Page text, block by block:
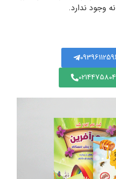
وجود ندارد.